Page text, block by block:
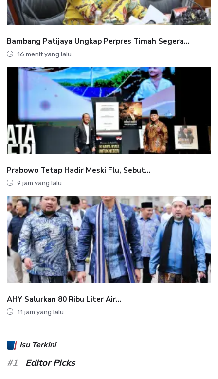
Bambang Patijaya Ungkap Perpres Timah Segera...
16 menit yang lalu
Prabowo Tetap Hadir Meski Flu, Sebut...
9 jam yang lalu
AHY Salurkan 80 Ribu Liter Air...
11 jam yang lalu
Isu Terkini
#1
Editor Picks